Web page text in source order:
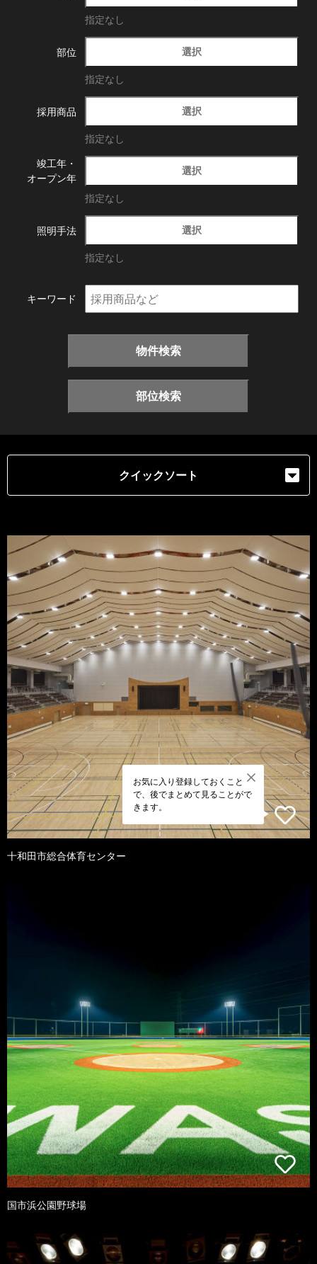
指定なし
部位 選択
指定なし
採用商品 選択
指定なし
竣工年・
オープン年
選択
指定なし
照明手法 選択
指定なし
キーワード
物件検索
部位検索
クイックソート
お気に入り登録しておくこと
で、後でまとめて見ることがで
きます。
十和田市総合体育センター
国市浜公園野球場